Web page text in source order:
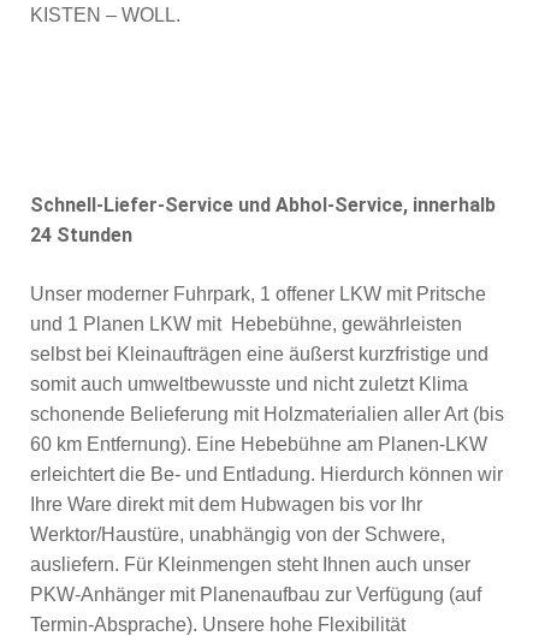
KISTEN – WOLL.
Schnell-Liefer-Service und Abhol-Service, innerhalb
24 Stunden
Unser moderner Fuhrpark, 1 offener LKW mit Pritsche
und 1 Planen LKW mit Hebebühne, gewährleisten
selbst bei Kleinaufträgen eine äußerst kurzfristige und
somit auch umweltbewusste und nicht zuletzt Klima
schonende Belieferung mit Holzmaterialien aller Art (bis
60 km Entfernung). Eine Hebebühne am Planen-LKW
erleichtert die Be- und Entladung. Hierdurch können wir
Ihre Ware direkt mit dem Hubwagen bis vor Ihr
Werktor/Haustüre, unabhängig von der Schwere,
ausliefern. Für Kleinmengen steht Ihnen auch unser
PKW-Anhänger mit Planenaufbau zur Verfügung (auf
Termin-Absprache). Unsere hohe Flexibilität